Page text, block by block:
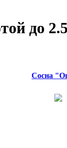
до
Сосна